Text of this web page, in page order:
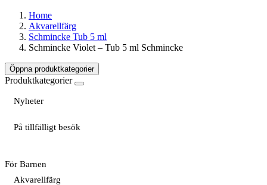
Home
Akvarellfärg
Schmincke Tub 5 ml
Schmincke Violet – Tub 5 ml Schmincke
Öppna produktkategorier
Produktkategorier
Nyheter
På tillfälligt besök
För Barnen
Akvarellfärg